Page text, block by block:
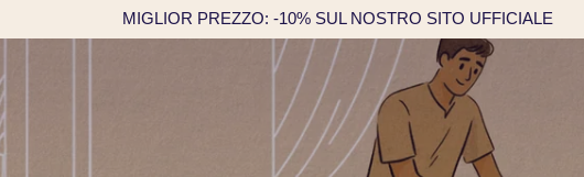
MIGLIOR PREZZO: -10% SUL NOSTRO SITO UFFICIALE